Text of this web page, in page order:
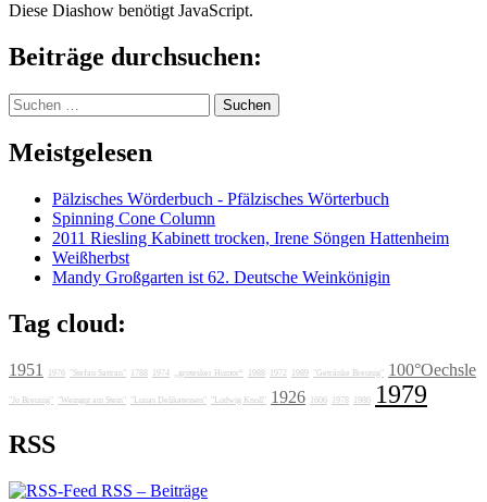
Diese Diashow benötigt JavaScript.
Beiträge durchsuchen:
Suchen
nach:
Meistgelesen
Pälzisches Wörderbuch - Pfälzisches Wörterbuch
Spinning Cone Column
2011 Riesling Kabinett trocken, Irene Söngen Hattenheim
Weißherbst
Mandy Großgarten ist 62. Deutsche Weinkönigin
Tag cloud:
1951 1976 "Stefan Sattran" 1788 1974 „grotesker Humor“ 1988 1972 1989 "Getränke Breunig" 100°Oechsle
"Jo Breunig" "Weingut am Stein" "Lunas Delikatessen" "Ludwig Knoll" 1926 1606 1978 1986
1979
RSS
RSS – Beiträge